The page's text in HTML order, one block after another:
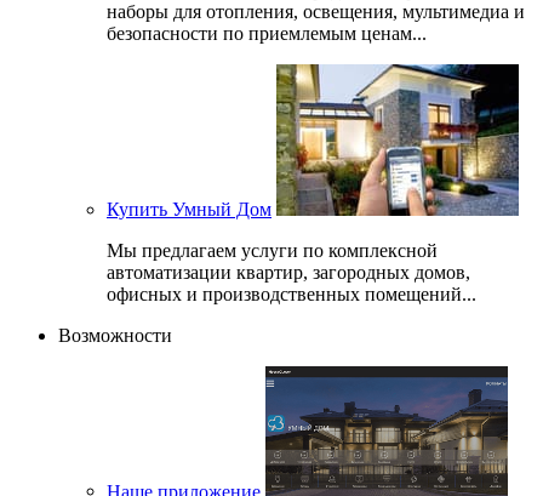
наборы для отопления, освещения, мультимедиа и
безопасности по приемлемым ценам...
Купить Умный Дом
Мы предлагаем услуги по комплексной
автоматизации квартир, загородных домов,
офисных и производственных помещений...
Возможности
Наше приложение